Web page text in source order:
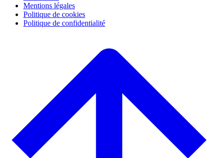
Mentions légales
Politique de cookies
Politique de confidentialité